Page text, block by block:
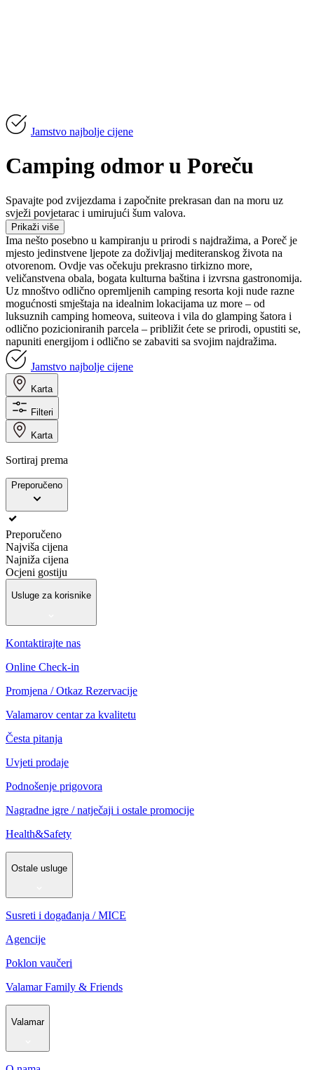
Jamstvo najbolje cijene
Camping odmor u Poreču
Spavajte pod zvijezdama i započnite prekrasan dan na moru uz
svježi povjetarac i umirujući šum valova.
Prikaži više
Ima nešto posebno u kampiranju u prirodi s najdražima, a Poreč je
mjesto jedinstvene ljepote za doživljaj mediteranskog života na
otvorenom. Ovdje vas očekuju prekrasno tirkizno more,
veličanstvena obala, bogata kulturna baština i izvrsna gastronomija.
Uz mnoštvo odlično opremljenih camping resorta koji nude razne
mogućnosti smještaja na idealnim lokacijama uz more – od
luksuznih camping homeova, suiteova i vila do glamping šatora i
odlično pozicioniranih parcela – približit ćete se prirodi, opustiti se,
napuniti energijom i odlično se zabaviti sa svojim najdražima.
Jamstvo najbolje cijene
Karta
Filteri
Karta
Sortiraj prema
Preporučeno
Preporučeno
Najviša cijena
Najniža cijena
Ocjeni gostiju
Usluge za korisnike
Kontaktirajte nas
Online Check-in
Promjena / Otkaz Rezervacije
Valamarov centar za kvalitetu
Česta pitanja
Uvjeti prodaje
Podnošenje prigovora
Nagradne igre / natječaji i ostale promocije
Health&Safety
Ostale usluge
Susreti i događanja / MICE
Agencije
Poklon vaučeri
Valamar Family & Friends
Valamar